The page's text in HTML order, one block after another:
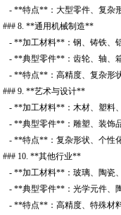
- **特点**：大型零件、复杂
### 8. **通用机械制造**
- **加工材料**：钢、铸铁、
- **典型零件**：齿轮、轴、
- **特点**：高精度、复杂形
### 9. **艺术与设计**
- **加工材料**：木材、塑料
- **典型零件**：雕塑、装饰
- **特点**：复杂形状、个性
### 10. **其他行业**
- **加工材料**：玻璃、陶瓷
- **典型零件**：光学元件、
- **特点**：高精度、特殊材